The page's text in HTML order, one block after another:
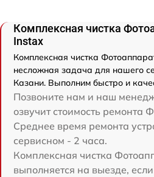
Комплексная чистка
Instax
Комплексная чистка
несложная задача для нашего
Казани. Выполним быстро и
Позвоните нам и наш
озвучит стоимость ремонта
Среднее время ремонта
сервисном - 2 часа.
Комплексная чистка
выполняется на выезде,